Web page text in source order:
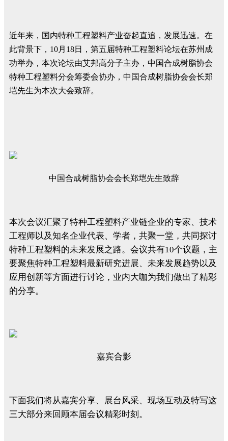
近年来，国内特种工程塑料产业奋起直追，发展迅速。在
此背景下，10月18日，第五届特种工程塑料论坛在苏州成
功举办，本次论坛由艾邦高分子主办，中国合成树脂协会
特种工程塑料分会筹委会协办，中国合成树脂协会会长郑
垲先生为本次大会致辞。
中国合成树脂协会会长郑垲先生致辞
本次会议汇聚了特种工程塑料产业链企业的专家、技术
工程师以及知名企业代表、学者，共聚一堂，共同探讨
特种工程塑料的未来发展之路。会议共有10个议题，主
要聚焦特种工程塑料最新研究进展、未来发展趋势以及
应用创新等方面进行讨论，业内大咖为我们做出了精彩
的分享。
嘉宾合影
下面我们将从嘉宾分享、展台风采、现场互动及特写这
三大部分来回顾本届会议精彩时刻。